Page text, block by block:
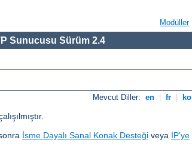
Modüller|
Sunucusu Sürüm 2.4
Mevcut Diller: en fr ko
İsme Dayalı Sanal Konak Desteği veya IP’ye